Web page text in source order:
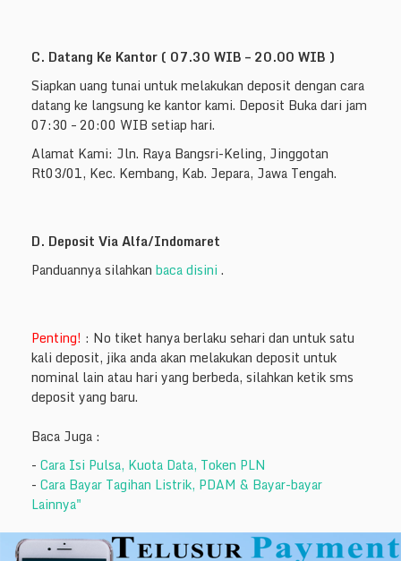
C. Datang Ke Kantor ( 07.30 WIB – 20.00 WIB )
Siapkan uang tunai untuk melakukan deposit dengan cara
datang ke langsung ke kantor kami. Deposit Buka dari jam
07:30 – 20:00 WIB setiap hari.
Alamat Kami: Jln. Raya Bangsri-Keling, Jinggotan
Rt03/01, Kec. Kembang, Kab. Jepara, Jawa Tengah.
D. Deposit Via Alfa/Indomaret
Panduannya silahkan baca disini .
Penting! : No tiket hanya berlaku sehari dan untuk satu
kali deposit, jika anda akan melakukan deposit untuk
nominal lain atau hari yang berbeda, silahkan ketik sms
deposit yang baru.
Baca Juga :
- Cara Isi Pulsa, Kuota Data, Token PLN
- Cara Bayar Tagihan Listrik, PDAM & Bayar-bayar
Lainnya"